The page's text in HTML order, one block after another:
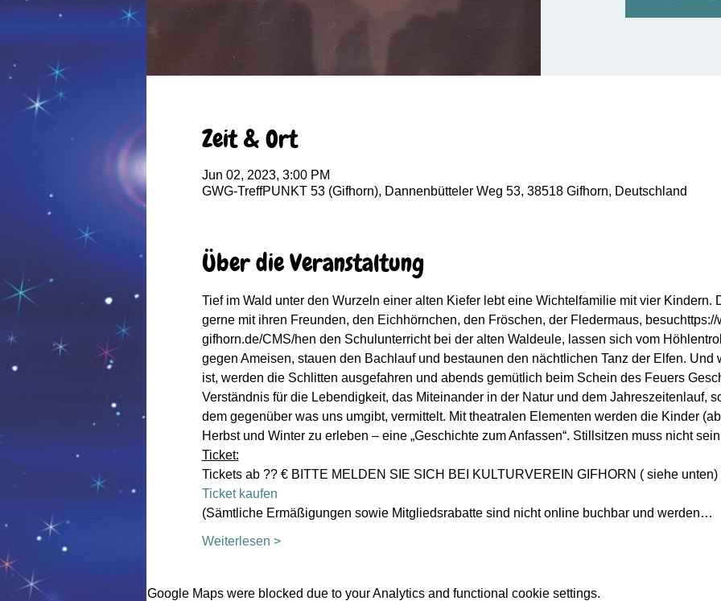
Zeit & Ort
Jun 02, 2023, 3:00 PM
GWG-TreffPUNKT 53 (Gifhorn), Dannenbütteler Weg 53, 38518 Gifhorn, Deutschland
Über die Veranstaltung
Tief im Wald unter den Wurzeln einer alten Kiefer lebt eine Wichtelfamilie mit vier
gerne mit ihren Freunden, den Eichhörnchen, den Fröschen, der Fledermaus,
gifhorn.de/CMS/hen den Schulunterricht bei der alten Waldeule, lassen sich vom
gegen Ameisen, stauen den Bachlauf und bestaunen den nächtlichen Tanz der Elfen.
ist, werden die Schlitten ausgefahren und abends gemütlich beim Schein des Feuers
Verständnis für die Lebendigkeit, das Miteinander in der Natur und dem Jahreszeitenlauf,
dem gegenüber was uns umgibt, vermittelt. Mit theatralen Elementen werden die Kinder
Herbst und Winter zu erleben – eine „Geschichte zum Anfassen“. Stillsitzen muss nicht
Ticket:
Tickets ab ?? € BITTE MELDEN SIE SICH BEI KULTURVEREIN GIFHORN ( siehe unten)
Ticket kaufen
(Sämtliche Ermäßigungen sowie Mitgliedsrabatte sind nicht online buchbar und werden…
Weiterlesen >
Google Maps were blocked due to your Analytics and functional cookie settings.